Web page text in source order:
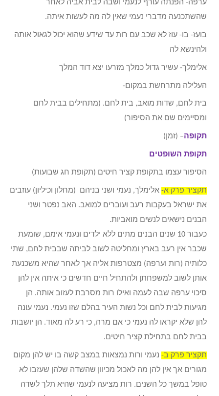
ערפה- הפנתה עורף לנעמי ושבה לבית אביה לאחר
שהשתכנעה מדברי נעמי שאין לה מה לעשות איתה.
בועז- בו- עוז לא שכב עם רות עד שידע שהוא יכול לגאול אותה
ולהינשא לה
אלימלך- עשיר גדול כמלך מזרעו יצא דוד המלך
העלילה מתרחשת במקום-
בית לחם, שדות מואב, בית לחם. (מתחילים בבית לחם
ומסיימים שם את הסיפור)
תקופה– (זמן)
תקופת השופטים
הסיפור עצמו בתקופת קציר חיטים (תקופת חג שבועות)
תקציר פרק א- אלימלך, נעמי ושני בניהם (מחלון וכיליון) עוזבים
את ישראל בעקבות רעב ועוברים למואב. האב נפטר ושני
הבנים נישאים לנשים מואביות.
כעבור 10 שנים הבנים מתים ללא ילדים ונעמי אימם, שומעת
שכבר אין רעב בארץ ומחליטה לשוב לביתה שבבית לחם, שתי
כלותיה (רות וערפה) מצטרפות אליה אך לאחר שהיא משכנעת
אותן לשוב למשפחתן ולהתחיל חיים חדשים כי איתה אין להן
סיכוי ערפה שבה לעמה ואילו רות מסרבת לעזוב אותה. הן
מגיעות לבית לחם וכל נשות העיר בהלם שזו נעמי. נעמי עונה
להן שלא יקראו לה נעמי כי אם מרה, כי רע לה מאוד. הן יושבות
בבית לחם בתחילת קציר חיטים.
תקציר פרק ב- נעמי ורות נמצאות במצב קשה בו יש להן מקום
מגורים אך אין להן מה לאכול מכיוון שהשדה שלהן שעזבו לא
טופל במשך כל השנים. רות מציעה לנעמי שהיא תלך לשדה